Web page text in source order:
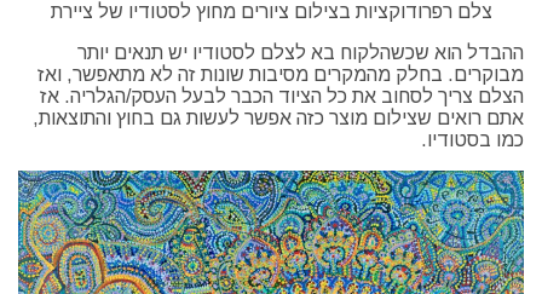
צלם רפרודוקציות בצילום ציורים מחוץ לסטודיו של ציירת
ההבדל הוא שכשהלקוח בא לצלם לסטודיו יש תנאים יותר
מבוקרים. בחלק מהמקרים מסיבות שונות זה לא מתאפשר, ואז
הצלם צריך לסחוב את כל הציוד הכבר לבעל העסק/הגלריה. אז
אתם רואים שצילום מוצר כזה אפשר לעשות גם בחוץ והתוצאות,
כמו בסטודיו.